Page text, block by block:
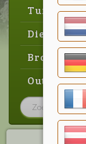
Tuin
Dier
Brood &
Outlet